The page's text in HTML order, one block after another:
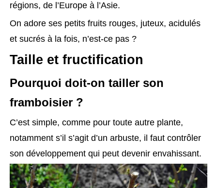
régions, de l’Europe à l’Asie.
On adore ses petits fruits rouges, juteux, acidulés
et sucrés à la fois, n’est-ce pas ?
Taille et fructification
Pourquoi doit-on tailler son
framboisier ?
C’est simple, comme pour toute autre plante,
notamment s’il s’agit d’un arbuste, il faut contrôler
son développement qui peut devenir envahissant.